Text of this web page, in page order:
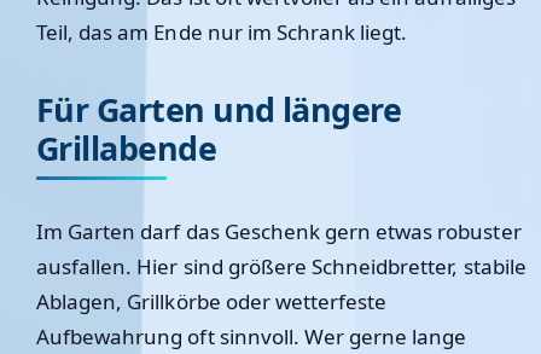
Teil, das am Ende nur im Schrank liegt.
Für Garten und längere
Grillabende
Im Garten darf das Geschenk gern etwas robuster
ausfallen. Hier sind größere Schneidbretter, stabile
Ablagen, Grillkörbe oder wetterfeste
Aufbewahrung oft sinnvoll. Wer gerne lange